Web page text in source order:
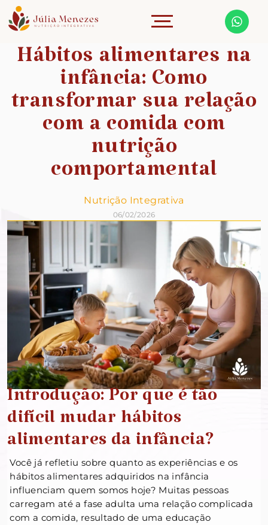
Hábitos alimentares na
infância: Como
transformar sua relação
com a comida com
nutrição
comportamental
Nutrição Integrativa
06/02/2026
Introdução: Por que é tão
difícil mudar hábitos
alimentares da infância?
Você já refletiu sobre quanto as experiências e os
hábitos alimentares adquiridos na infância
influenciam quem somos hoje? Muitas pessoas
carregam até a fase adulta uma relação complicada
com a comida, resultado de uma educação